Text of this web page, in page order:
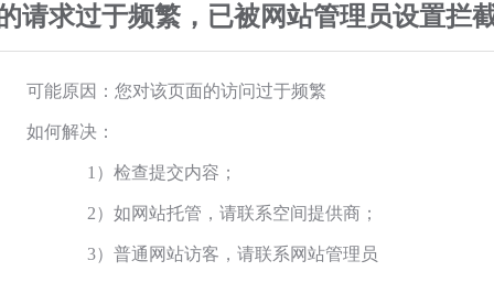
请求过于频繁，已被网站管理员设置拦
可能原因：您对该页面的访问过于频繁
如何解决：
1）检查提交内容；
2）如网站托管，请联系空间提供商；
3）普通网站访客，请联系网站管理员